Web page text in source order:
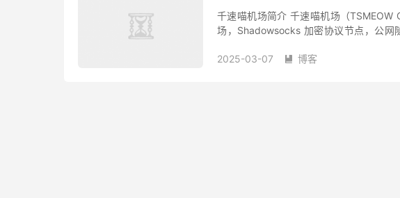
千速喵机场简介 千速喵机场（
场，Shadowsocks 加密协议节点，公网
2025-03-07  博客